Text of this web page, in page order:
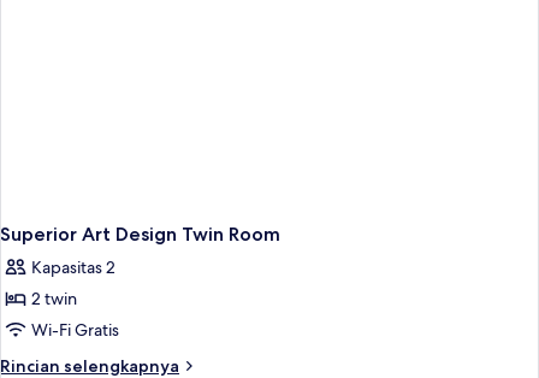
Superior Art Design Twin Room
Kapasitas 2
2 twin
Wi-Fi Gratis
Rincian selengkapnya
Rincian